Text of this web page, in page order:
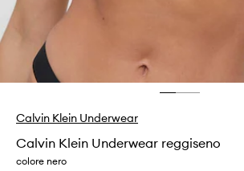
Calvin Klein Underwear
Calvin Klein Underwear reggiseno
colore nero